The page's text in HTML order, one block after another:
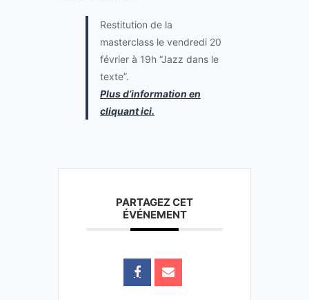
Restitution de la
masterclass le vendredi 20
février à 19h “Jazz dans le
texte”.
Plus d’information en
cliquant ici.
PARTAGEZ CET
ÉVÉNEMENT